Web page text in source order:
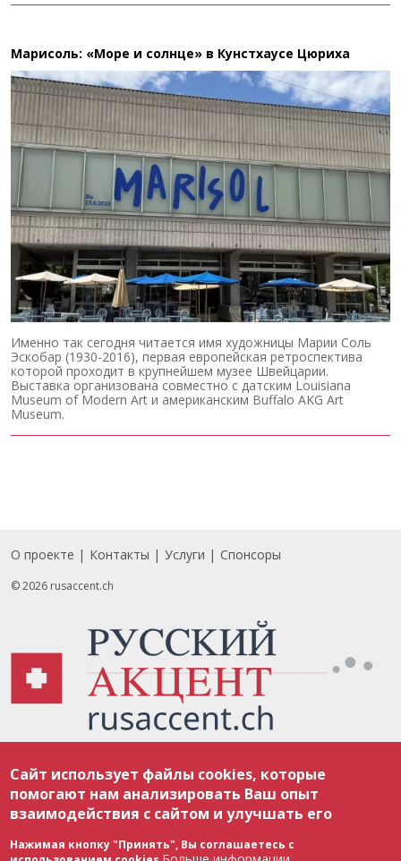
Марисоль: «Море и солнце» в Кунстхаусе Цюриха
Именно так сегодня читается имя художницы Марии Соль
Эскобар (1930-2016), первая европейская ретроспектива
которой проходит в крупнейшем музее Швейцарии.
Выставка организована совместно с датским Louisiana
Museum of Modern Art и американским Buffalo AKG Art
Museum.
Footer
О проекте Контакты Услуги Спонсоры
© 2026 rusaccent.ch
соответствии с законодательством Швейцарии об авторском праве и
международными соглашениями. Полное или частичное использование
материалов возможно только с разрешения редакции. В случае полного
или частичного воспроизведения материалов сайта rusaccent.ch,
ОБЯЗАТЕЛЬНА АКТИВНАЯ ГИПЕРССЫЛКА на конкретный заимствованный
текст. Фотоизображения, размещенные редакцией rusaccent.ch, являются
ее исключительной собственностью. Полное или частичное
Сайт использует файлы cookies, которые
помогают нам анализировать Ваш опыт
взаимодействия с сайтом и улучшать его
Нажимая кнопку "Принять", Вы соглашаетесь с